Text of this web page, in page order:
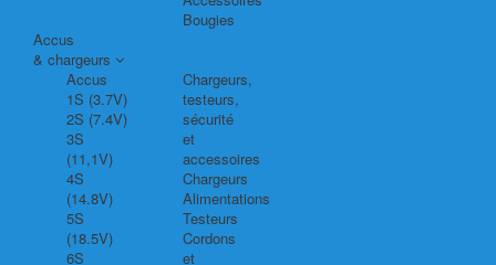
Bougies
Accus
& chargeurs
Accus
1S (3.7V)
2S (7.4V)
3S
(11,1V)
4S
(14.8V)
5S
(18.5V)
6S
Chargeurs,
testeurs,
sécurité
et
accessoires
Chargeurs
Alimentations
Testeurs
Cordons
et